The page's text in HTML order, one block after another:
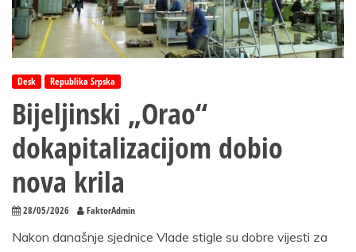
Desk Republika Srpska
Bijeljinski „Orao“
dokapitalizacijom dobio
nova krila
28/05/2026 FaktorAdmin
Nakon današnje sjednice Vlade stigle su dobre vijesti za